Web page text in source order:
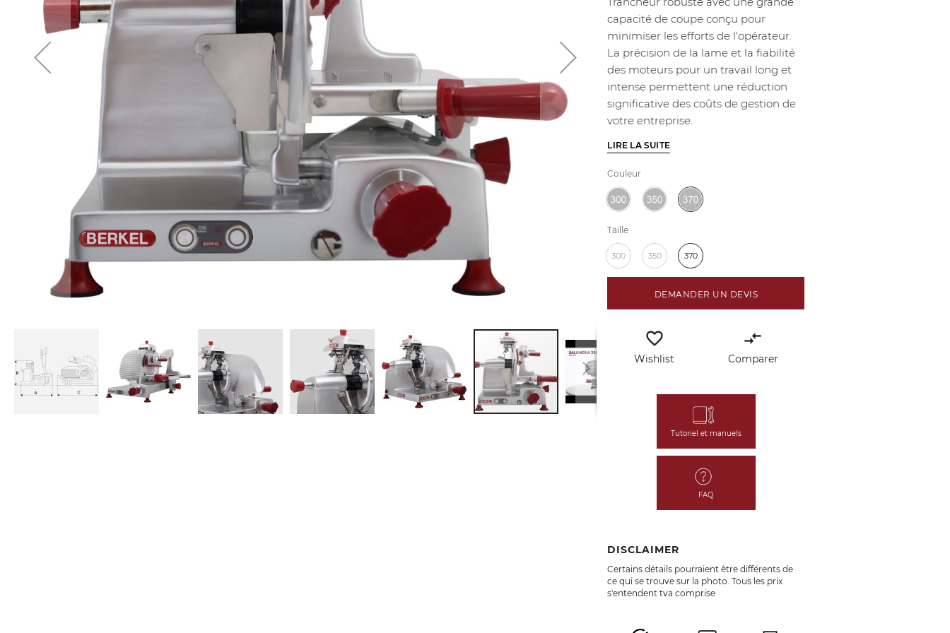
capacité de coupe conçu pour
minimiser les efforts de l'opérateur.
La précision de la lame et la fiabilité
des moteurs pour un travail long et
intense permettent une réduction
significative des coûts de gestion de
votre entreprise.
LIRE LA SUITE
Couleur
Taille
300 350 370
DEMANDER UN DEVIS
favorite_border
Wishlist
compare_arrows
Comparer
Tutoriel et manuels
FAQ
DISCLAIMER
Certains détails pourraient être différents de
ce qui se trouve sur la photo. Tous les prix
s'entendent tva comprise